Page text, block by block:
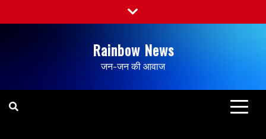
Rainbow News
जन-जन की आवाज